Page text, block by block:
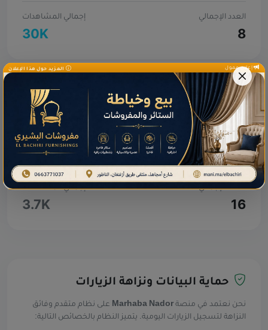
العدد الإجمالي
8
إجمالي المشاهدات
30K
التحاليل الطبية
مختبرات التحاليل الطبية
مختبرات الفحص والتحاليل الطبية المعتمدة في إقليم الناظور.
العدد الإجمالي
16
إجمالي المشاهدات
3.7K
حماية البيانات ونزاهة الزيارات
نحن نعتمد في منصة Marhaba Nador على نظام متقدم وفائق
النزاهة لتسجيل الزيارات اليومية. يتميز النظام بالخصائص التالية:
إعلان ممول المزيد حول هذا الإعلان